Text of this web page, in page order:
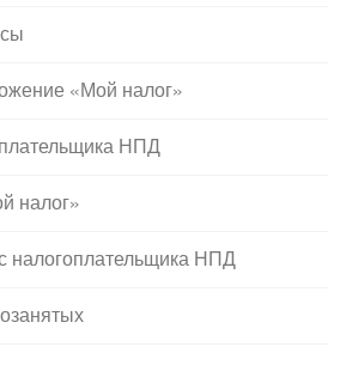
«Мой налог»
НПД
налог»
налогоплательщика НПД